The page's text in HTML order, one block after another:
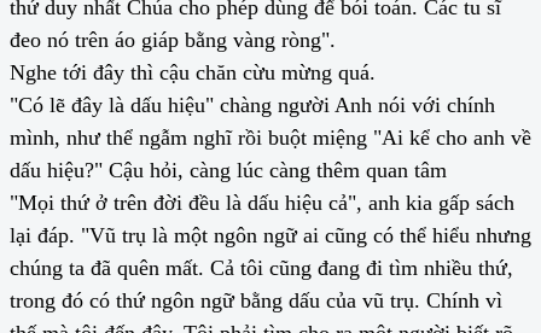
thứ duy nhất Chúa cho phép dùng để bói toán. Các tu sĩ
đeo nó trên áo giáp bằng vàng ròng".
Nghe tới đây thì cậu chăn cừu mừng quá.
"Có lẽ đây là dấu hiệu" chàng người Anh nói với chính
mình, như thể ngẫm nghĩ rồi buột miệng "Ai kể cho anh về
dấu hiệu?" Cậu hỏi, càng lúc càng thêm quan tâm
"Mọi thứ ở trên đời đều là dấu hiệu cả", anh kia gấp sách
lại đáp. "Vũ trụ là một ngôn ngữ ai cũng có thể hiểu nhưng
chúng ta đã quên mất. Cả tôi cũng đang đi tìm nhiều thứ,
trong đó có thứ ngôn ngữ bằng dấu của vũ trụ. Chính vì